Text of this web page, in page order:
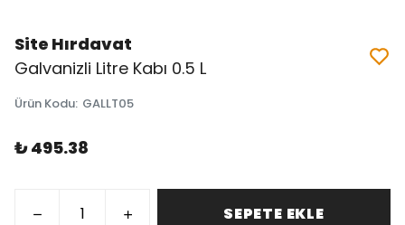
Site Hırdavat
Galvanizli Litre Kabı 0.5 L
Ürün Kodu: GALLT05
₺ 495.38
SEPETE EKLE